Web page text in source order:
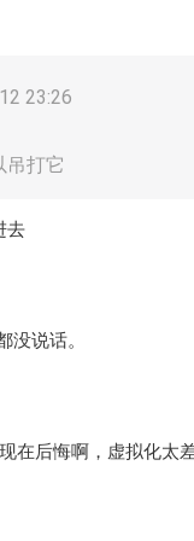
23:26
吊打它
去
说话。
在后悔啊，虚拟化太